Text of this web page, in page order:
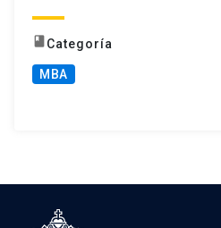
book Categoría
MBA